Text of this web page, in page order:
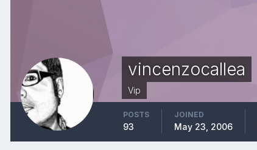
vincenzocallea
Vip
POSTS
93
JOINED
May 23, 2006